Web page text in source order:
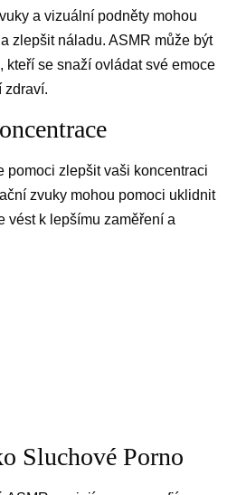
a vizuální podněty mohou
zlepšit náladu. ASMR může být
kteří se snaží ovládat své emoce
zdraví.
pomoci zlepšit vaši koncentraci
zvuky mohou pomoci uklidnit
vést k lepšímu zaměření a
Sluchové Porno